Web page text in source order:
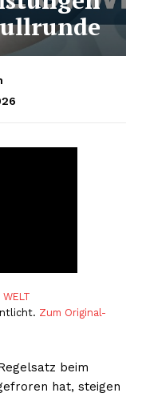
WELT
Zum Original-
beim
hat, steigen